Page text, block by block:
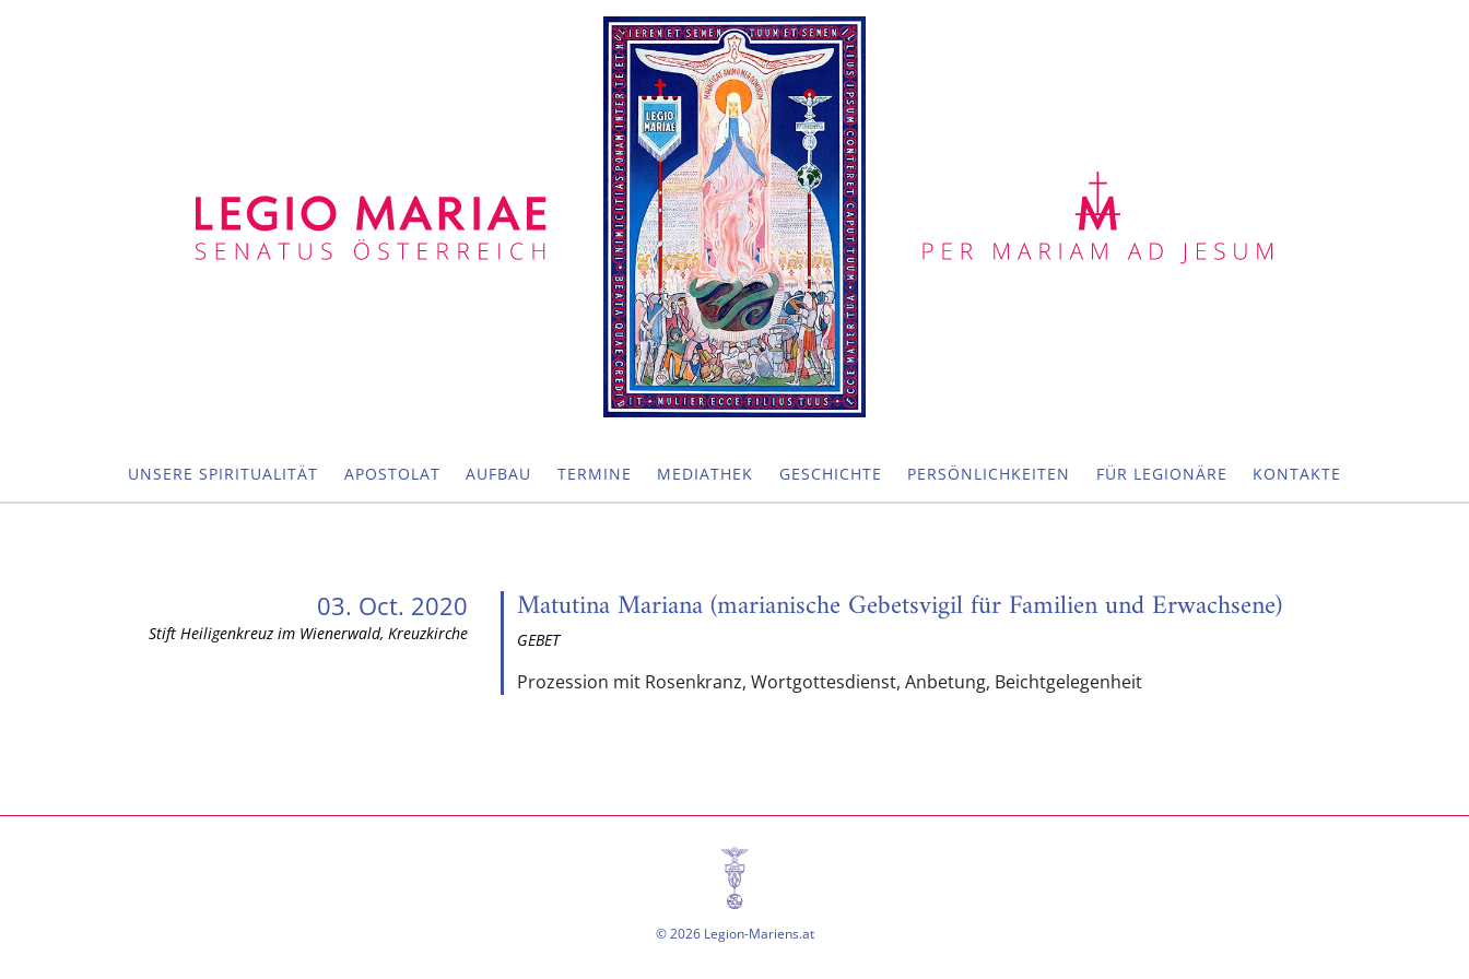
UNSERE SPIRITUALITÄT APOSTOLAT AUFBAU TERMINE MEDIATHEK GESCHICHTE PERSÖNLICHKEITEN FÜR LEGIONÄRE KONTAKTE
03. Oct. 2020
Stift Heiligenkreuz im Wienerwald, Kreuzkirche
Matutina Mariana (marianische Gebetsvigil für Familien und Erwachsene)
GEBET
Prozession mit Rosenkranz, Wortgottesdienst, Anbetung, Beichtgelegenheit
© 2026 Legion-Mariens.at